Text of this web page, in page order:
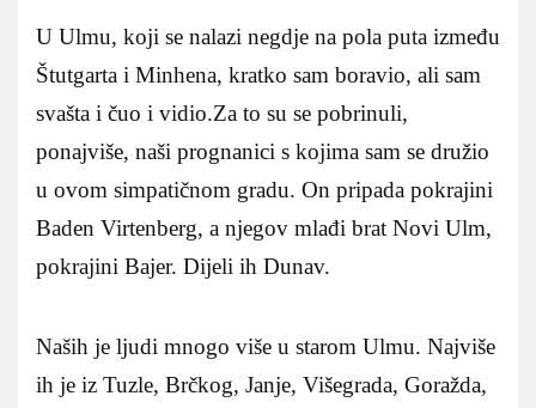
U Ulmu, koji se nalazi negdje na pola puta između
Štutgarta i Minhena, kratko sam boravio, ali sam
svašta i čuo i vidio.Za to su se pobrinuli,
ponajviše, naši prognanici s kojima sam se družio
u ovom simpatičnom gradu. On pripada pokrajini
Baden Virtenberg, a njegov mlađi brat Novi Ulm,
pokrajini Bajer. Dijeli ih Dunav.
Naših je ljudi mnogo više u starom Ulmu. Najviše
ih je iz Tuzle, Brčkog, Janje, Višegrada, Goražda,